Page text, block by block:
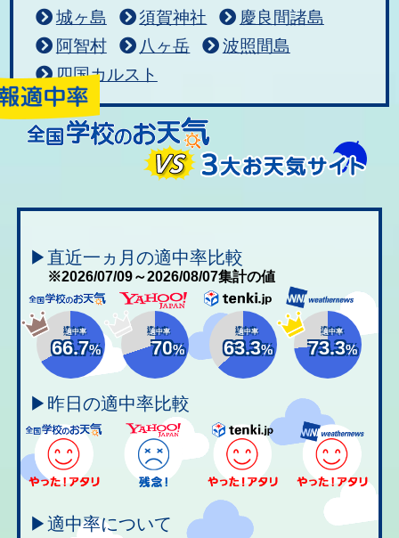
城ヶ島
須賀神社
慶良間諸島
阿智村
八ヶ岳
波照間島
四国カルスト
▶直近一ヵ月の適中率比較
※2026/07/09～2026/08/07集計の値
適中率
66.7%
適中率
70%
適中率
63.3%
適中率
73.3%
▶昨日の適中率比較
▶適中率について